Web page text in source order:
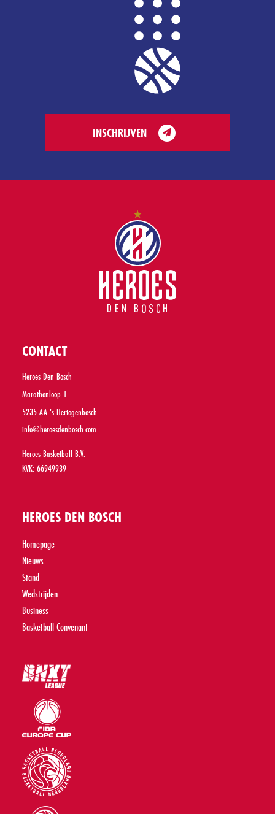
INSCHRIJVEN
CONTACT
Heroes Den Bosch
Marathonloop 1
5235 AA 's-Hertogenbosch
info@heroesdenbosch.com
Heroes Basketball B.V.
KVK: 66949939
HEROES DEN BOSCH
Homepage
Nieuws
Stand
Wedstrijden
Business
Basketball Convenant